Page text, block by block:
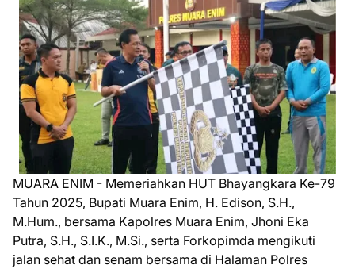
MUARA ENIM - Memeriahkan HUT Bhayangkara Ke-79
Tahun 2025, Bupati Muara Enim, H. Edison, S.H.,
M.Hum., bersama Kapolres Muara Enim, Jhoni Eka
Putra, S.H., S.I.K., M.Si., serta Forkopimda mengikuti
jalan sehat dan senam bersama di Halaman Polres